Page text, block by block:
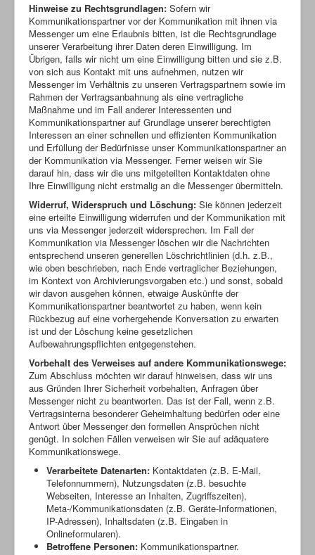
Hinweise zu Rechtsgrundlagen: Sofern wir
Kommunikationspartner vor der Kommunikation mit ihnen via
Messenger um eine Erlaubnis bitten, ist die Rechtsgrundlage
unserer Verarbeitung ihrer Daten deren Einwilligung. Im
Übrigen, falls wir nicht um eine Einwilligung bitten und sie z.B.
von sich aus Kontakt mit uns aufnehmen, nutzen wir
Messenger im Verhältnis zu unseren Vertragspartnern sowie im
Rahmen der Vertragsanbahnung als eine vertragliche
Maßnahme und im Fall anderer Interessenten und
Kommunikationspartner auf Grundlage unserer berechtigten
Interessen an einer schnellen und effizienten Kommunikation
und Erfüllung der Bedürfnisse unser Kommunikationspartner an
der Kommunikation via Messenger. Ferner weisen wir Sie
darauf hin, dass wir die uns mitgeteilten Kontaktdaten ohne
Ihre Einwilligung nicht erstmalig an die Messenger übermitteln.
Widerruf, Widerspruch und Löschung: Sie können jederzeit
eine erteilte Einwilligung widerrufen und der Kommunikation mit
uns via Messenger jederzeit widersprechen. Im Fall der
Kommunikation via Messenger löschen wir die Nachrichten
entsprechend unseren generellen Löschrichtlinien (d.h. z.B.,
wie oben beschrieben, nach Ende vertraglicher Beziehungen,
im Kontext von Archivierungsvorgaben etc.) und sonst, sobald
wir davon ausgehen können, etwaige Auskünfte der
Kommunikationspartner beantwortet zu haben, wenn kein
Rückbezug auf eine vorhergehende Konversation zu erwarten
ist und der Löschung keine gesetzlichen
Aufbewahrungspflichten entgegenstehen.
Vorbehalt des Verweises auf andere Kommunikationswege:
Zum Abschluss möchten wir darauf hinweisen, dass wir uns
aus Gründen Ihrer Sicherheit vorbehalten, Anfragen über
Messenger nicht zu beantworten. Das ist der Fall, wenn z.B.
Vertragsinterna besonderer Geheimhaltung bedürfen oder eine
Antwort über Messenger den formellen Ansprüchen nicht
genügt. In solchen Fällen verweisen wir Sie auf adäquatere
Kommunikationswege.
Verarbeitete Datenarten: Kontaktdaten (z.B. E-Mail,
Telefonnummern), Nutzungsdaten (z.B. besuchte
Webseiten, Interesse an Inhalten, Zugriffszeiten),
Meta-/Kommunikationsdaten (z.B. Geräte-Informationen,
IP-Adressen), Inhaltsdaten (z.B. Eingaben in
Onlineformularen).
Betroffene Personen: Kommunikationspartner.